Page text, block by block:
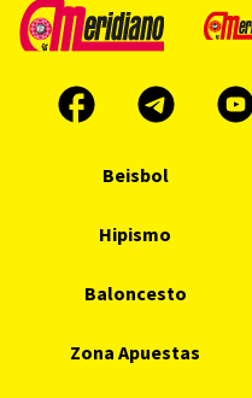
Beisbol
Hipismo
Baloncesto
Zona Apuestas